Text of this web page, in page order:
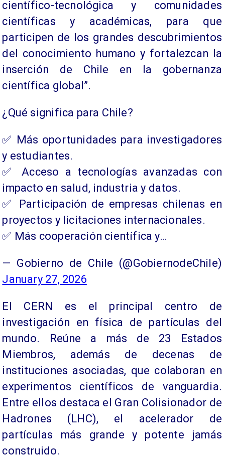
científico-tecnológica y comunidades
científicas y académicas, para que
participen de los grandes descubrimientos
del conocimiento humano y fortalezcan la
inserción de Chile en la gobernanza
científica global”.
¿Qué significa para Chile?
✅ Más oportunidades para investigadores
y estudiantes.
✅ Acceso a tecnologías avanzadas con
impacto en salud, industria y datos.
✅ Participación de empresas chilenas en
proyectos y licitaciones internacionales.
✅ Más cooperación científica y…
— Gobierno de Chile (@GobiernodeChile)
January 27, 2026
El CERN es el principal centro de
investigación en física de partículas del
mundo. Reúne a más de 23 Estados
Miembros, además de decenas de
instituciones asociadas, que colaboran en
experimentos científicos de vanguardia.
Entre ellos destaca el Gran Colisionador de
Hadrones (LHC), el acelerador de
partículas más grande y potente jamás
construido.